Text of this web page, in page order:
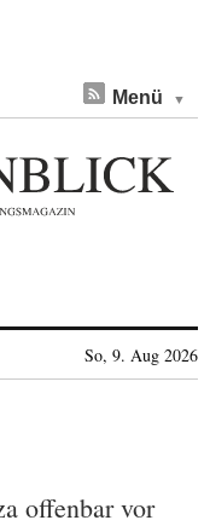
Menü
So, 9. Aug 2026
offenbar vor